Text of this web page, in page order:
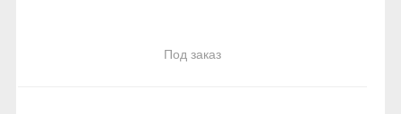
Под заказ